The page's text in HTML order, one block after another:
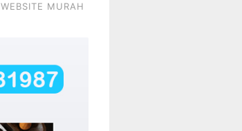
WEBSITE MURAH